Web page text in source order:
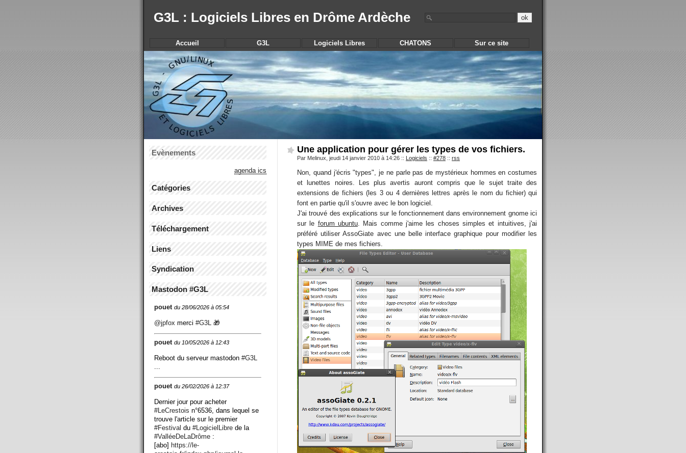
G3L : Logiciels Libres en Drôme Ardèche
Une application pour gérer les types de vos fichiers.
Par Melinux, jeudi 14 janvier 2010 à 14:26 :: Logiciels :: #278 :: rss
Non, quand j'écris "types", je ne parle pas de mystérieux hommes en costumes
et lunettes noires. Les plus avertis auront compris que le sujet traite des
extensions de fichiers (les 3 ou 4 dernières lettres après le nom du fichier) qui
font en partie qu'il s'ouvre avec le bon logiciel.
J'ai trouvé des explications sur le fonctionnement dans environnement gnome ici
sur le forum ubuntu . Mais comme j'aime les choses simples et intuitives, j'ai
préféré utiliser AssoGiate avec une belle interface graphique pour modifier les
types MIME de mes fichiers.
Accueil G3L Logiciels Libres CHATONS Sur ce site
Evènements
agenda ics
Catégories
Archives
Téléchargement
Liens
Syndication
Mastodon #G3L
pouet du 28/06/2026 à 05:54
@jpfox merci #G3L 🎁
pouet du 10/05/2026 à 12:43
Reboot du serveur mastodon #G3L
pouet du 26/02/2026 à 12:37
Dernier jour pour acheter
#LeCrestois n°6536, dans lequel se
trouve l'article sur le premier
#Festival du #LogicielLibre de la
#ValléeDeLaDrôme :
[abo] https://le-